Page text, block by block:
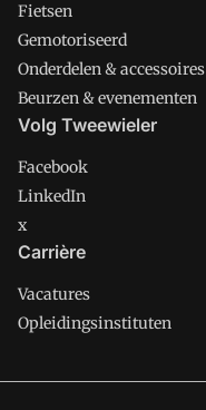
Fietsen
Gemotoriseerd
Onderdelen & accessoires
Beurzen & evenementen
Volg Tweewieler
Facebook
LinkedIn
x
Carrière
Vacatures
Opleidingsinstituten